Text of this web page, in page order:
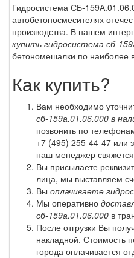
Гидросистема СБ-
автобетоносмесителях
производства. В нашем
купить гидросистема сб-
бетономешалки по наиболее
Как купить?
Вам необходимо
сб-159а.01.06.000 в
позвонить по
+7 (495) 255-44-47 или
наш менеджер
Вы присылаете
лица, мы выставляем
Вы оплачиваете
Мы оперативно
сб-159а.01.06.000 в
После отгрузки Вы
накладной. Стоимость
города оплачивается